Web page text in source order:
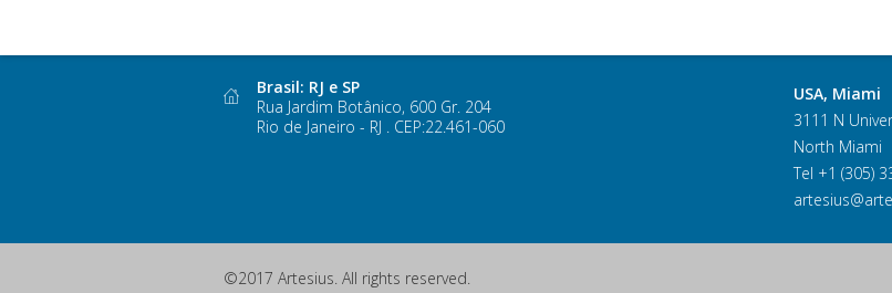
Brasil: RJ e SP
Rua Jardim Botânico, 600 Gr. 204
Rio de Janeiro - RJ . CEP:22.461-060
USA, Miami
3111 N
North Miami
Tel +1 (305)
©2017 Artesius. All rights reserved.